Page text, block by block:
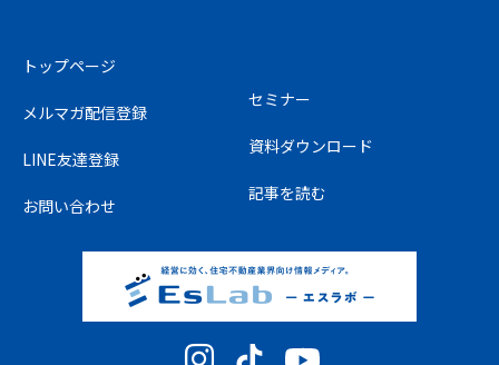
トップページ
メルマガ配信登録
LINE友達登録
お問い合わせ
セミナー
資料ダウンロード
記事を読む
YouTube